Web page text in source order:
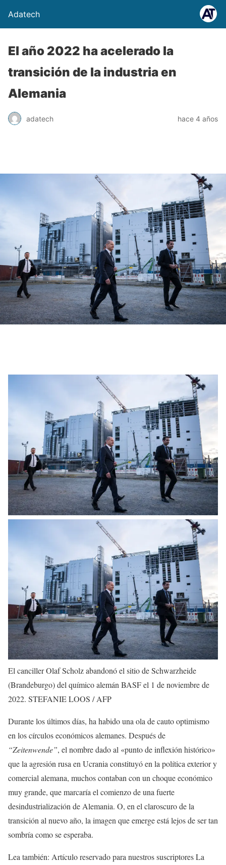
Adatech
El año 2022 ha acelerado la
transición de la industria en
Alemania
adatech hace 4 años
El canciller Olaf Scholz abandonó el sitio de Schwarzheide
(Brandeburgo) del químico alemán BASF el 1 de noviembre de
2022. STEFANIE LOOS / AFP
Durante los últimos días, ha habido una ola de cauto optimismo
en los círculos económicos alemanes. Después de
“Zeitenwende”, el nombre dado al «punto de inflexión histórico»
que la agresión rusa en Ucrania constituyó en la política exterior y
comercial alemana, muchos contaban con un choque económico
muy grande, que marcaría el comienzo de una fuerte
desindustrialización de Alemania. O, en el claroscuro de la
transición al nuevo año, la imagen que emerge está lejos de ser tan
sombría como se esperaba.
Lea también: Artículo reservado para nuestros suscriptoresLa